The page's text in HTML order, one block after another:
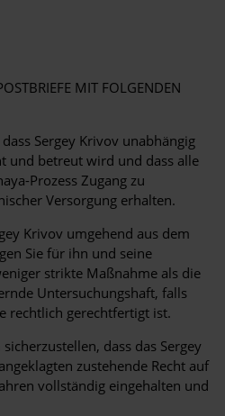
MIT FOLGENDEN
Sergey Krivov unabhängig
und betreut wird und dass alle
Prozess Zugang zu
Versorgung erhalten.
Krivov umgehend aus dem
Sie für ihn und seine
strikte Maßnahme als die
Untersuchungshaft, falls
rechtlich gerechtfertigt ist.
dass das Sergey
zustehende Recht auf
vollständig eingehalten und